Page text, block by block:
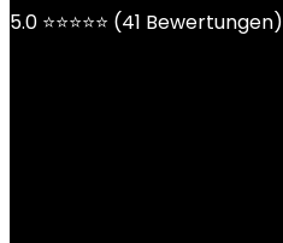
5.0 ⭐⭐⭐⭐⭐ (41 Bewertungen)